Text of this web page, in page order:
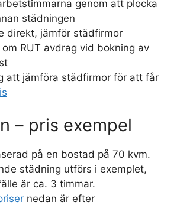
genom att plocka
städningen
direkt, jämför städfirmor
RUT avdrag vid bokning av
att jämföra städfirmor för att får
– pris exempel
på en bostad på 70 kvm.
städning utförs i exemplet,
är ca. 3 timmar.
nedan är efter